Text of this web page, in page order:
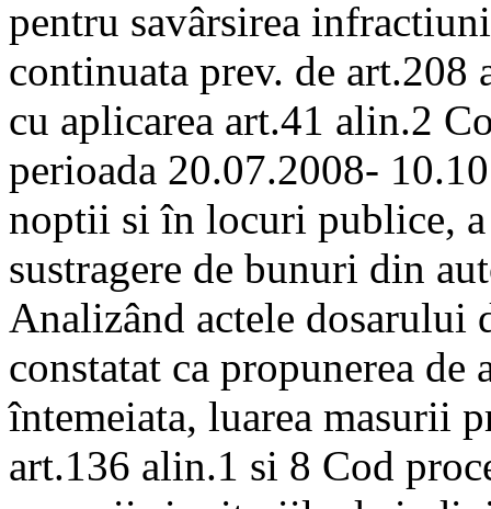
pentru savârsirea
continuata prev. de
cu aplicarea art.41 alin.2
perioada 20.07.2008-
noptii si în locuri publice, a
sustragere de bunuri din
Analizând actele dosarului
constatat ca propunerea de
întemeiata, luarea masurii
art.136 alin.1 si 8 Cod